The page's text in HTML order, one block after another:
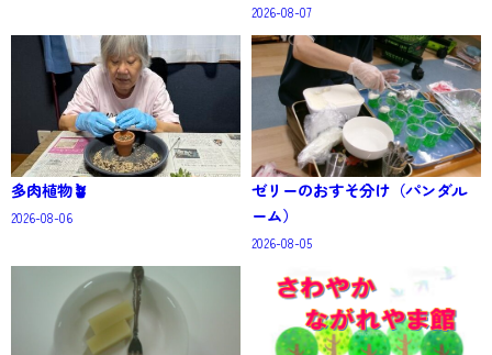
2026-08-07
多肉植物🪴
2026-08-06
ゼリーのおすそ分け（パンダル
ーム）
2026-08-05